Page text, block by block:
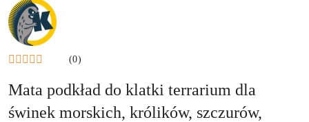
PRODUCENTA:
KRAINA
TUPTUSIA
(0)
Mata podkład do klatki terrarium dla
świnek morskich, królików, szczurów,